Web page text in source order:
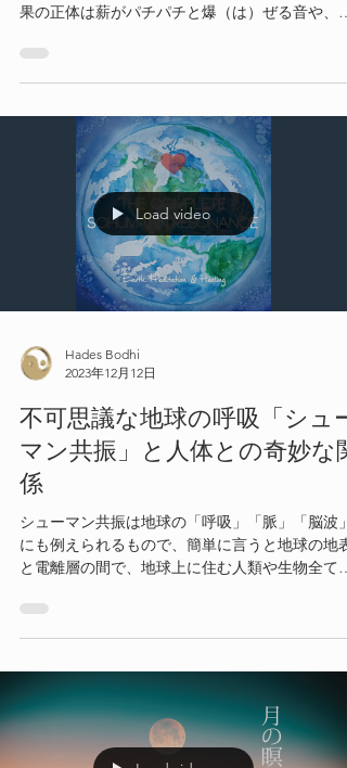
果の正体は薪がパチパチと爆（は）ぜる音や、炎
Load video
Hades Bodhi
2023年12月12日
不可思議な地球の呼吸「シュー
マン共振」と人体との奇妙な関
係
シューマン共振は地球の「呼吸」「脈」「脳波」
にも例えられるもので、簡単に言うと地球の地表
と電離層の間で、地球上に住む人類や生物全てを
いる地球発信の電磁周波数のこと。そしてこの電
磁周波数には人の脳波の一種である「アルファ